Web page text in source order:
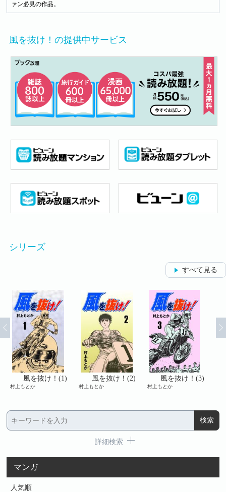
ァン必見の作品。
風を抜け！の提供中サービス
シリーズ
すべて見る
風を抜け！(1)
村上もとか
風を抜け！(2)
村上もとか
風を抜け！(3)
村上もとか
詳細検索
マンガ
人気順